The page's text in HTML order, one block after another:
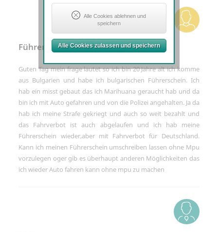
Funktionalität der Website zu sichern.
Erforderlich: Consent-Entscheidung,
Google ReCaptcha
Tracking- und Targeting-Cookies
Sind erforderlich, um unsere Website
auf Ihre Bedürfnisse hin zu optimieren.
Gestaltung und fortlaufende
einschließlich der Verknüpfung zu
Social-Media-Angeboten.
Betreibercookies
Diese Cookies sind erforderlich, um z.B.
den Kartendienst von Google Maps zu
nutzen, mit dem Sie sich Standorte
unserer Kanzleien anzeigen lassen
können.
Alle Cookies ablehnen und
speichern
Alle Cookies zulassen und speichern
Führerschein
Guten Tag mein frage lautet so ich bin 20 Jahre alt ich komme
aus Bulgarien und habe ich bulgarischen Führerschein. Ich
hab ein misst gebaut das ich Marihuana geraucht hab und da
bin ich mit Auto gefahren und von die Polizei angehalten. Ja da
hab ich meine Strafe gekriegt und auch so weit bezahlt und
das Fahrverbot ist auch abgelaufen und ich hab meine
Führerschein wieder,aber mit Fahrverbot für Deutschland.
Kann ich meinen Führerschein umschreiben lassen ohne Mpu
vorzulegen oger gib es überhaupt anderen Möglichkeiten das
ich wieder Auto fahren kann ohne mpu zu machen